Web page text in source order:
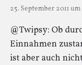
25. September 2011
@Twipsy: Ob
Einnahmen
ist aber auch